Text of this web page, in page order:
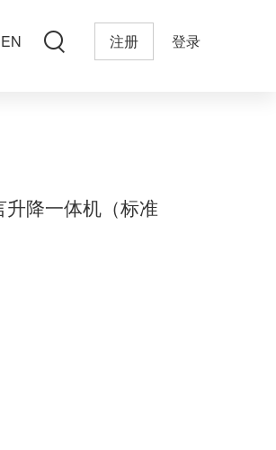
注册 登录
EN
降一体机（标准